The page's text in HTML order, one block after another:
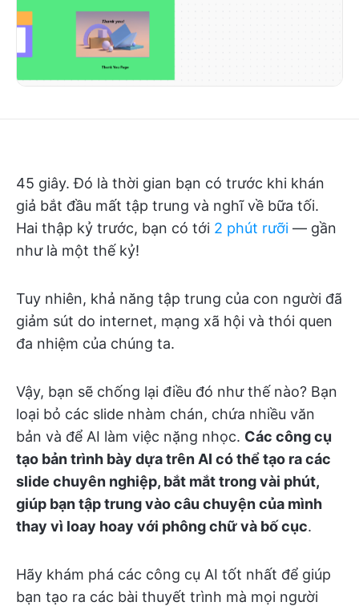
45 giây. Đó là thời gian bạn có trước khi khán
giả bắt đầu mất tập trung và nghĩ về bữa tối.
Hai thập kỷ trước, bạn có tới 2 phút rưỡi — gần
như là một thế kỷ!
Tuy nhiên, khả năng tập trung của con người đã
giảm sút do internet, mạng xã hội và thói quen
đa nhiệm của chúng ta.
Vậy, bạn sẽ chống lại điều đó như thế nào? Bạn
loại bỏ các slide nhàm chán, chứa nhiều văn
bản và để AI làm việc nặng nhọc. Các công cụ
tạo bản trình bày dựa trên AI có thể tạo ra các
slide chuyên nghiệp, bắt mắt trong vài phút,
giúp bạn tập trung vào câu chuyện của mình
thay vì loay hoay với phông chữ và bố cục.
Hãy khám phá các công cụ AI tốt nhất để giúp
bạn tạo ra các bài thuyết trình mà mọi người